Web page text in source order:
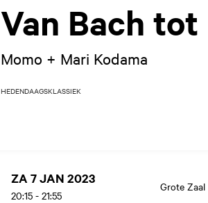
Van Bach tot
Momo + Mari Kodama
HEDENDAAGSKLASSIEK
ZA 7 JAN 2023
20:15 - 21:55
Grote Zaal